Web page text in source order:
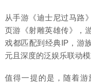
从手游《迪士尼过马路
页游《射雕英雄传》，
戏都匹配到经典IP，游
元且深度的泛娱乐联动模
值得一提的是，随着